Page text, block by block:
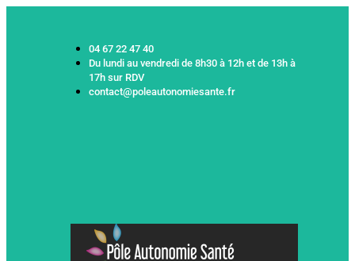
04 67 22 47 40
Du lundi au vendredi de 8h30 à 12h et de 13h à
17h sur RDV
contact@poleautonomiesante.fr